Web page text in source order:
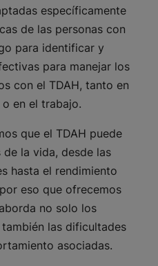
específicamente
de las personas con
para identificar y
para manejar los
con el TDAH, tanto en
en el trabajo.
que el TDAH puede
la vida, desde las
hasta el rendimiento
eso que ofrecemos
no solo los
las dificultades
asociadas.